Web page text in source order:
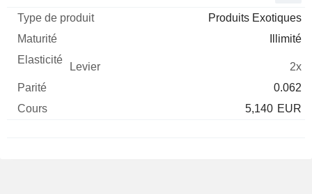
Produits Exotiques
Illimité
2x
0.062
5,140 EUR